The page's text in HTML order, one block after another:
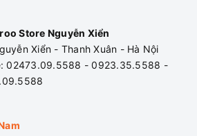
Store Nguyễn Xiển
Xiển - Thanh Xuân - Hà Nội
02473.09.5588 - 0923.35.5588 -